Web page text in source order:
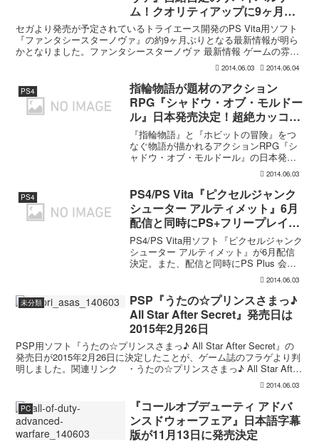
ム！クオリティアップに9ヶ月か
けていた事実も明らかに！
セガより発売が予定されているトライエース開発のPS Vita用ソフト
『ファンタシースターノヴァ』の約9ヶ月ぶりとなる最新情報が明ら
かとなりました。ファンタシースターノヴァ 最新情報 ゲームの雰囲
気は初代『PSO』に近い。 武器・防具、そして...2014.06.03 2014.06.04
PS4
指輪物語が題材のアクション
RPG『シャドウ・オブ・モルドー
ル』日本発売決定！超絶カッコイ
イアクションと優れたリプレイ性
に注目
『指輪物語』と『ホビットの冒険』をつ
なぐ物語が描かれるアクションRPG『シ
ャドウ・オブ・モルドール』の日本発売
が決定したことが、ゲーム誌のフラゲよ
り明らかとなりました。発売時期は2014
年（海外発売日である10月7日から、あま
り間をおかず発...
2014.06.03
PS4
PS4/PS Vita『ピクセルジャンク
シューター アルティメット』6月
配信と同時にPS+フリープレイ
に。クロスバイ対応
PS4/PS Vita用ソフト『ピクセルジャンク
シューター アルティメット』が6月配信
決定。また、配信と同時にPS Plus 会員
向けに“フリープレイ”として提供されるこ
とや、クロスバイに対応することが明ら
かとなっています。『ピクセルジャン...
2014.06.03
未分類
PSP『うたの☆プリンスさまっ♪
All Star After Secret』発売日は
2015年2月26日
PSP用ソフト『うたの☆プリンスさまっ♪ All Star After Secret』の
発売日が2015年2月26日に決定したことが、ゲーム誌のフラゲより判
明しました。関連リンク ・うたの☆プリンスさまっ♪ All Star After
2014.06.03
PC
『コールオブデューティ アドバ
ンスドウォーフェア』日本語字幕
版が11月13日に発売決定